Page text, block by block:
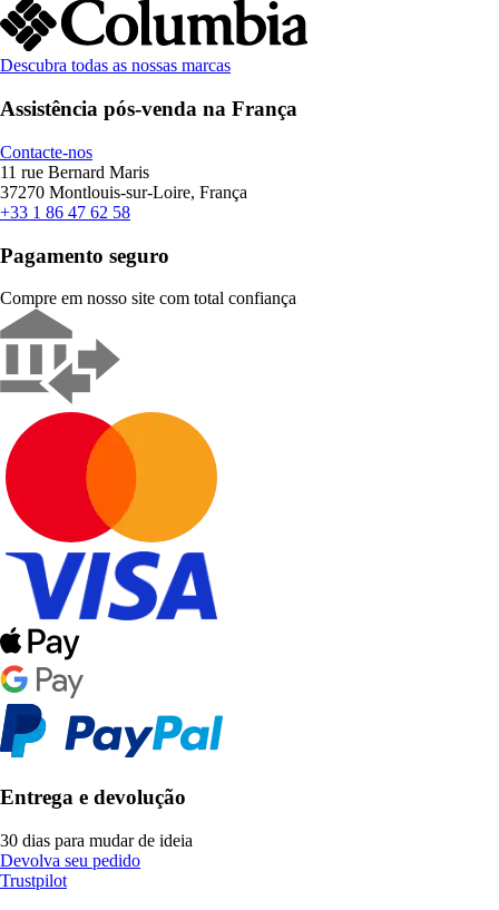
Descubra todas as nossas marcas
Assistência pós-venda na França
Contacte-nos
11 rue Bernard Maris
37270 Montlouis-sur-Loire, França
+33 1 86 47 62 58
Pagamento seguro
Compre em nosso site com total confiança
Entrega e devolução
30 dias para mudar de ideia
Devolva seu pedido
Trustpilot